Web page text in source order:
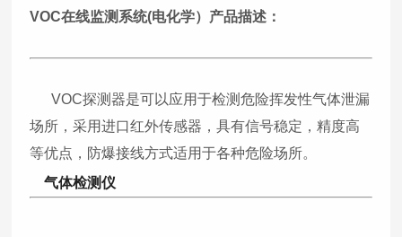
VOC在线监测系统(电化学） 产品描述：
VOC探测器是可以应用于检测危险挥发性气体泄漏
场所，采用进口红外传感器，具有信号稳定，精度高
等优点，防爆接线方式适用于各种危险场所。
气体检测仪